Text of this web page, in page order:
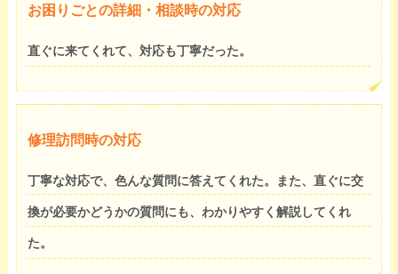
お困りごとの詳細・相談時の対応
直ぐに来てくれて、対応も丁寧だった。
修理訪問時の対応
丁寧な対応で、色んな質問に答えてくれた。また、直ぐに交
換が必要かどうかの質問にも、わかりやすく解説してくれ
た。